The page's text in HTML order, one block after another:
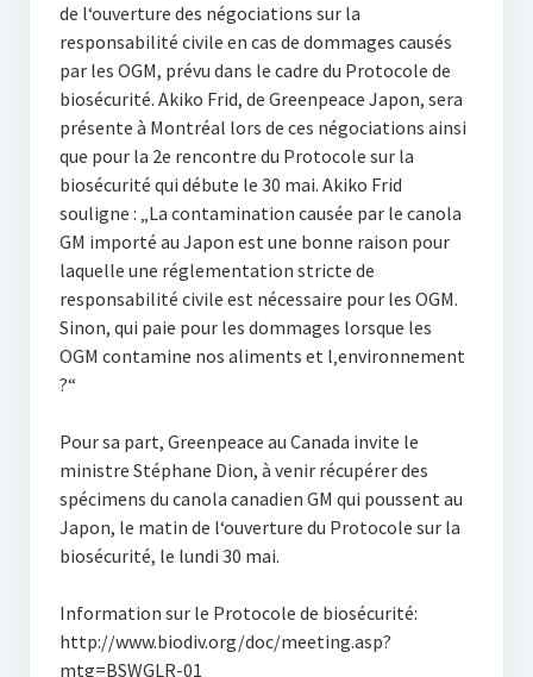
de l‘ouverture des négociations sur la
responsabilité civile en cas de dommages causés
par les OGM, prévu dans le cadre du Protocole de
biosécurité. Akiko Frid, de Greenpeace Japon, sera
présente à Montréal lors de ces négociations ainsi
que pour la 2e rencontre du Protocole sur la
biosécurité qui débute le 30 mai. Akiko Frid
souligne : „La contamination causée par le canola
GM importé au Japon est une bonne raison pour
laquelle une réglementation stricte de
responsabilité civile est nécessaire pour les OGM.
Sinon, qui paie pour les dommages lorsque les
OGM contamine nos aliments et l‚environnement
?“
Pour sa part, Greenpeace au Canada invite le
ministre Stéphane Dion, à venir récupérer des
spécimens du canola canadien GM qui poussent au
Japon, le matin de l‘ouverture du Protocole sur la
biosécurité, le lundi 30 mai.
Information sur le Protocole de biosécurité:
http://www.biodiv.org/doc/meeting.asp?
mtg=BSWGLR-01